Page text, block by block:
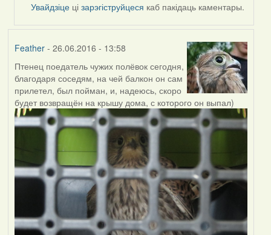
Увайдзіце цізарэгіструйцеся каб пакідаць каментары.
Feather- 26.06.2016 - 13:58
Птенец поедатель чужих полёвок сегодня,
благодаря соседям, на чей балкон он сам
прилетел, был пойман, и, надеюсь, скоро
будет возвращён на крышу дома, с которого он выпал)